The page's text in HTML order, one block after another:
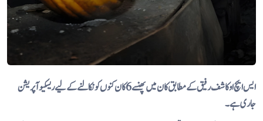
ایس ایچ او کاشف رفیق کے مطابق کان میں پھنسے 6 کان کنوں کو نکالنے کے لیے ریسکیو آپریشن
جاری ہے۔